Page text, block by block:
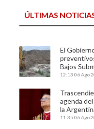
ÚLTIMAS
El
Bajos
12:13 06 Ago
agenda
la
11:35 06 Ago